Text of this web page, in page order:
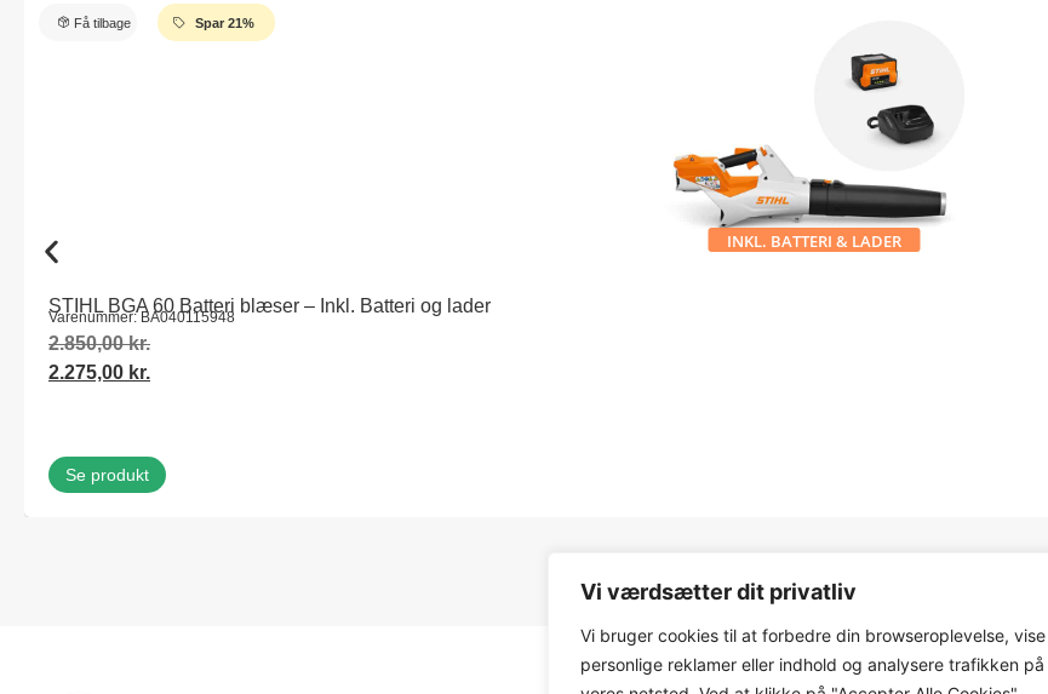
Vi værdsætter dit privatliv
Vi bruger cookies til at forbedre din browseroplevelse, vise
personlige reklamer eller indhold og analysere trafikken på
Få tilbage Spar 21%
INKL. BATTERI & LADER
STIHL BGA 60 Batteri blæser – Inkl. Batteri og lader
Varenummer: BA040115948
2.850,00kr.
2.275,00 kr.
Se produkt